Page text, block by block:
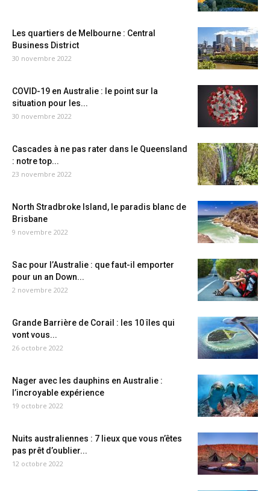
Les quartiers de Melbourne : Central
Business District
30 novembre 2022
COVID-19 en Australie : le point sur la
situation pour les...
30 novembre 2022
Cascades à ne pas rater dans le Queensland
: notre top...
23 novembre 2022
North Stradbroke Island, le paradis blanc de
Brisbane
9 novembre 2022
Sac pour l’Australie : que faut-il emporter
pour un an Down...
2 novembre 2022
Grande Barrière de Corail : les 10 îles qui
vont vous...
26 octobre 2022
Nager avec les dauphins en Australie :
l’incroyable expérience
19 octobre 2022
Nuits australiennes : 7 lieux que vous n’êtes
pas prêt d’oublier...
12 octobre 2022